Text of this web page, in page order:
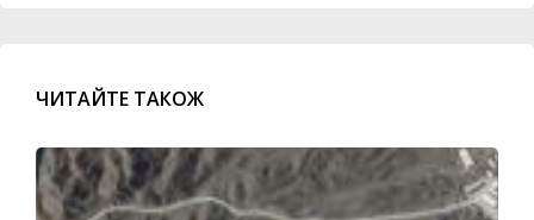
ЧИТАЙТЕ ТАКОЖ